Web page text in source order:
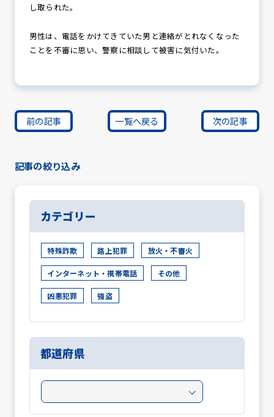
し取られた。
男性は、電話をかけてきていた男と連絡がとれなくなった
ことを不審に思い、警察に相談して被害に気付いた。
前の記事 一覧へ戻る 次の記事
記事の絞り込み
カテゴリー
特殊詐欺 路上犯罪 放火・不審火
インターネット・携帯電話 その他
凶悪犯罪 強盗
都道府県